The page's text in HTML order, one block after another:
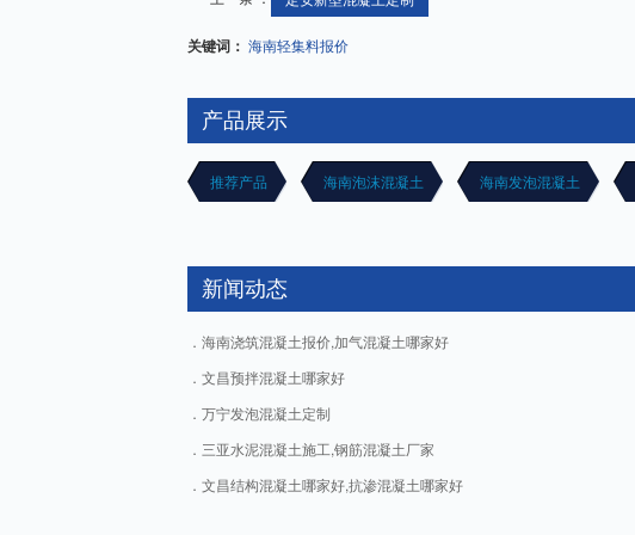
关键词： 海南轻集料报价
产品展示
推荐产品 海南泡沫混凝土 海南发泡混凝土
新闻动态
海南浇筑混凝土报价,加气混凝土哪家好
文昌预拌混凝土哪家好
万宁发泡混凝土定制
三亚水泥混凝土施工,钢筋混凝土厂家
文昌结构混凝土哪家好,抗渗混凝土哪家好